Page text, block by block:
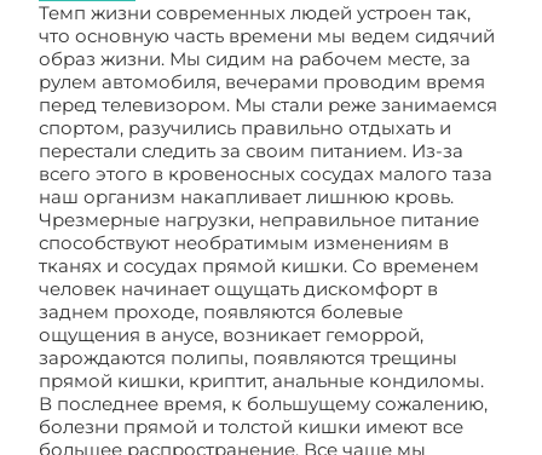
Темп жизни современных людей устроен так,
что основную часть времени мы ведем сидячий
образ жизни. Мы сидим на рабочем месте, за
рулем автомобиля, вечерами проводим время
перед телевизором. Мы стали реже занимаемся
спортом, разучились правильно отдыхать и
перестали следить за своим питанием. Из-за
всего этого в кровеносных сосудах малого таза
наш организм накапливает лишнюю кровь.
Чрезмерные нагрузки, неправильное питание
способствуют необратимым изменениям в
тканях и сосудах прямой кишки. Со временем
человек начинает ощущать дискомфорт в
заднем проходе, появляются болевые
ощущения в анусе, возникает геморрой,
зарождаются полипы, появляются трещины
прямой кишки, криптит, анальные кондиломы.
В последнее время, к большущему сожалению,
болезни прямой и толстой кишки имеют все
большее распространение. Все чаще мы